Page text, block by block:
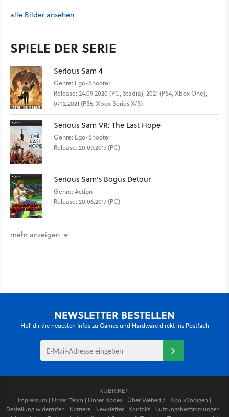
alle Bilder ansehen
SPIELE DER SERIE
Serious Sam 4
Genre: Ego-Shooter
Release: 24.09.2020 (PC, Stadia), 2021 (PS4, Xbox One),
07.12.2021 (PS5, Xbox Series X/S)
Serious Sam VR: The Last Hope
Genre: Ego-Shooter
Release: 20.09.2017 (PC)
Serious Sam's Bogus Detour
Genre: Action
Release: 20.06.2017 (PC)
mehr anzeigen
NEWSLETTER BESTELLEN
Hol' dir die neuesten Infos zu Games und Hardware direkt ins Postfach
RUBRIKEN
Impressum | Unser Team | Unser Kodex | Über Webedia | Abo kündigen |
Bestellung widerrufen | Karriere | Newsletter | Kontakt | Nutzungsbestimmungen |